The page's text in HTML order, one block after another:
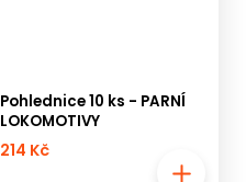
Pohlednice 10 ks - PARNÍ
LOKOMOTIVY
214 Kč